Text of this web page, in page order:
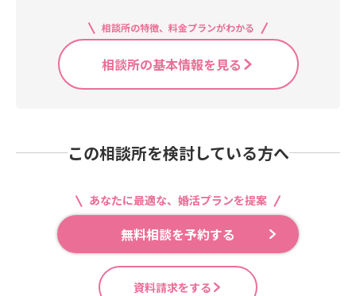
相談所の特徴、料金プランがわかる
相談所の基本情報を見る
この相談所を検討している方へ
あなたに最適な、婚活プランを提案
無料相談を予約する
資料請求をする